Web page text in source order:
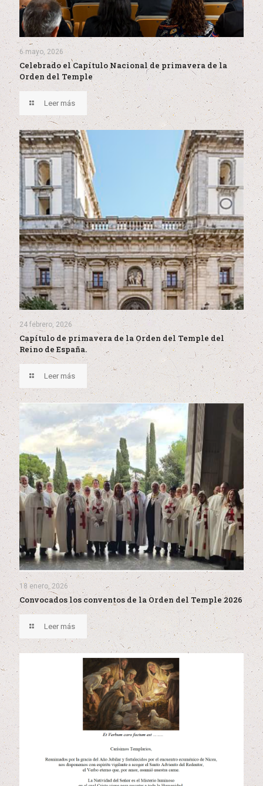
6 mayo, 2026
Celebrado el Capítulo Nacional de primavera de la
Orden del Temple
Leer más
24 febrero, 2026
Capítulo de primavera de la Orden del Temple del
Reino de España.
Leer más
18 enero, 2026
Convocados los conventos de la Orden del Temple 2026
Leer más